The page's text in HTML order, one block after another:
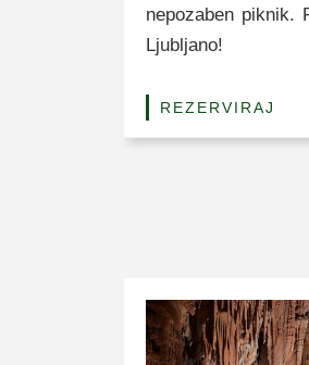
nepozaben piknik.
Ljubljano!
REZERVIRAJ